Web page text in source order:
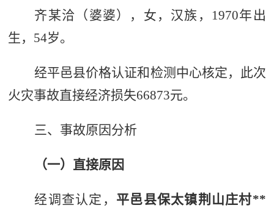
齐某洽（婆婆），女，汉族， 1970年出
生， 54岁。
经平邑县价格认证和检测中心核定，此次
火灾事故直接经济损失66873元。
三、 事故原因分析
（一） 直接原因
经调查认定， 平邑县保太镇荆山庄村**